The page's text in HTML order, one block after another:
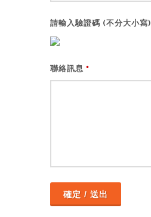
請輸入驗證碼 (不分大小寫)
聯絡訊息 *
確定 / 送出